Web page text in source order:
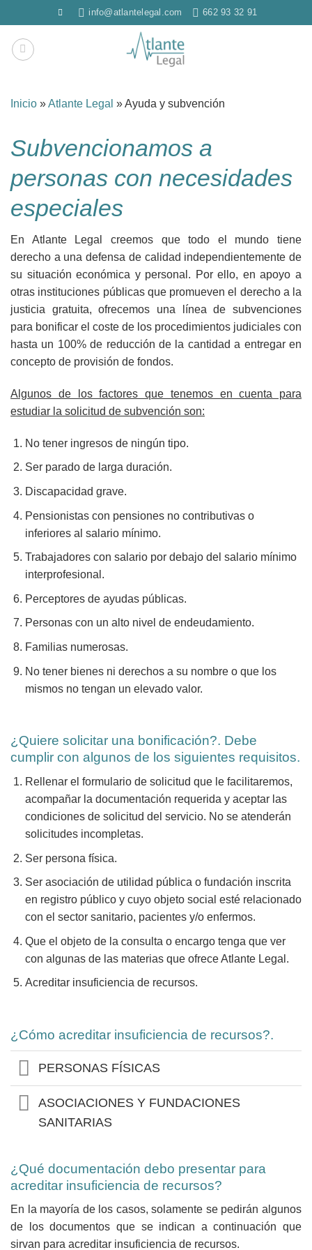
al
contenido
info@atlantelegal.com 662 93 32 91
Inicio »Atlante Legal »Ayuda y subvención
Subvencionamos a
personas con necesidades
especiales
En Atlante Legal creemos que todo el mundo tiene
derecho a una defensa de calidad independientemente de
su situación económica y personal. Por ello, en apoyo a
otras instituciones públicas que promueven el derecho a la
justicia gratuita, ofrecemos una línea de subvenciones
para bonificar el coste de los procedimientos judiciales con
hasta un 100% de reducción de la cantidad a entregar en
concepto de provisión de fondos.
Algunos de los factores que tenemos en cuenta para
estudiar la solicitud de subvención son:
No tener ingresos de ningún tipo.
Ser parado de larga duración.
Discapacidad grave.
Pensionistas con pensiones no contributivas o
inferiores al salario mínimo.
Trabajadores con salario por debajo del salario mínimo
interprofesional.
Perceptores de ayudas públicas.
Personas con un alto nivel de endeudamiento.
Familias numerosas.
No tener bienes ni derechos a su nombre o que los
mismos no tengan un elevado valor.
¿Quiere solicitar una bonificación?. Debe
cumplir con algunos de los siguientes requisitos.
Rellenar el formulario de solicitud que le facilitaremos,
acompañar la documentación requerida y aceptar las
condiciones de solicitud del servicio. No se atenderán
solicitudes incompletas.
Ser persona física.
Ser asociación de utilidad pública o fundación inscrita
en registro público y cuyo objeto social esté relacionado
con el sector sanitario, pacientes y/o enfermos.
Que el objeto de la consulta o encargo tenga que ver
con algunas de las materias que ofrece Atlante Legal.
Acreditar insuficiencia de recursos.
¿Cómo acreditar insuficiencia de recursos?.
PERSONAS FÍSICAS
ASOCIACIONES Y FUNDACIONES
SANITARIAS
¿Qué documentación debo presentar para
acreditar insuficiencia de recursos?
En la mayoría de los casos, solamente se pedirán algunos
de los documentos que se indican a continuación que
sirvan para acreditar insuficiencia de recursos.